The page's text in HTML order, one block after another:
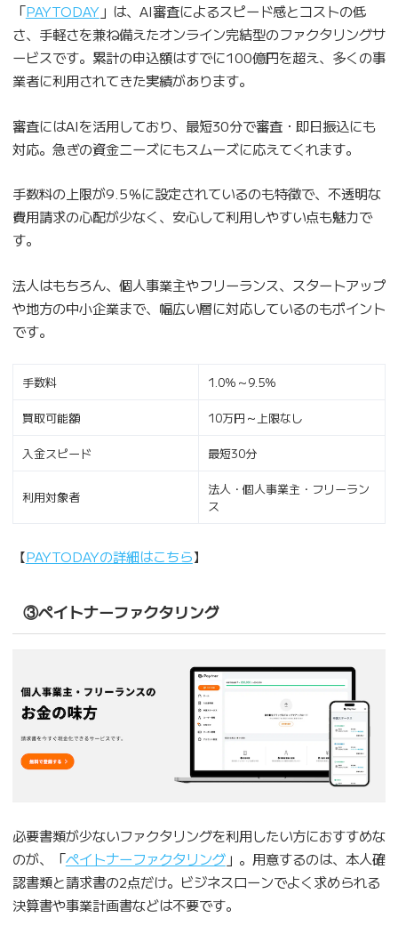
「PAYTODAY」は、AI審査によるスピード感とコストの低
さ、手軽さを兼ね備えたオンライン完結型のファクタリングサ
ービスです。累計の申込額はすでに100億円を超え、多くの事
業者に利用されてきた実績があります。
審査にはAIを活用しており、最短30分で審査・即日振込にも
対応。急ぎの資金ニーズにもスムーズに応えてくれます。
手数料の上限が9.5％に設定されているのも特徴で、不透明な
費用請求の心配が少なく、安心して利用しやすい点も魅力で
す。
法人はもちろん、個人事業主やフリーランス、スタートアップ
や地方の中小企業まで、幅広い層に対応しているのもポイント
です。
手数料 1.0％～9.5％
買取可能額 10万円～上限なし
入金スピード 最短30分
利用対象者
法人・個人事業主・フリーラン
ス
【PAYTODAYの詳細はこちら】
③ペイトナーファクタリング
必要書類が少ないファクタリングを利用したい方におすすめな
のが、「ペイトナーファクタリング」。用意するのは、本人確
認書類と請求書の2点だけ。ビジネスローンでよく求められる
決算書や事業計画書などは不要です。